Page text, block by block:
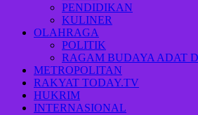
PENDIDIKAN
KULINER
OLAHRAGA
POLITIK
RAGAM BUDAYA ADAT
METROPOLITAN
RAKYAT TODAY.TV
HUKRIM
INTERNASIONAL